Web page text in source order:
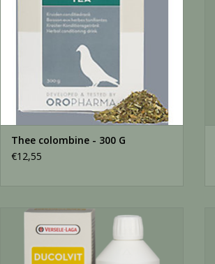
Thee colombine - 300 G
€12,55
Ducolvit 500 - 500 ML
TOEVOEGEN AAN WINKELWAGEN